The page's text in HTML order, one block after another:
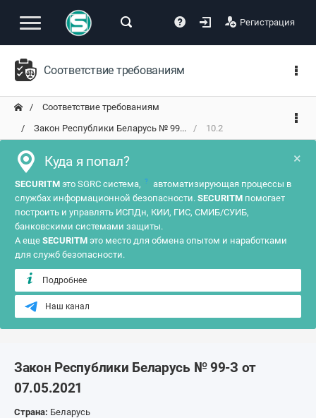
Регистрация
Соответствие требованиям
Соответствие требованиям
Закон Республики Беларусь № 99...
10.2
×
Куда я попал?
SECURITM это SGRC система, ?
автоматизирующая процессы в
службах информационной безопасности. SECURITM помогает
построить и управлять ИСПДн, КИИ, ГИС, СМИБ/СУИБ,
банковскими системами защиты.
А еще SECURITM это место для обмена опытом и наработками
для служб безопасности.
Подробнее
Наш канал
Закон Республики Беларусь № 99-З от
07.05.2021
Страна: Беларусь